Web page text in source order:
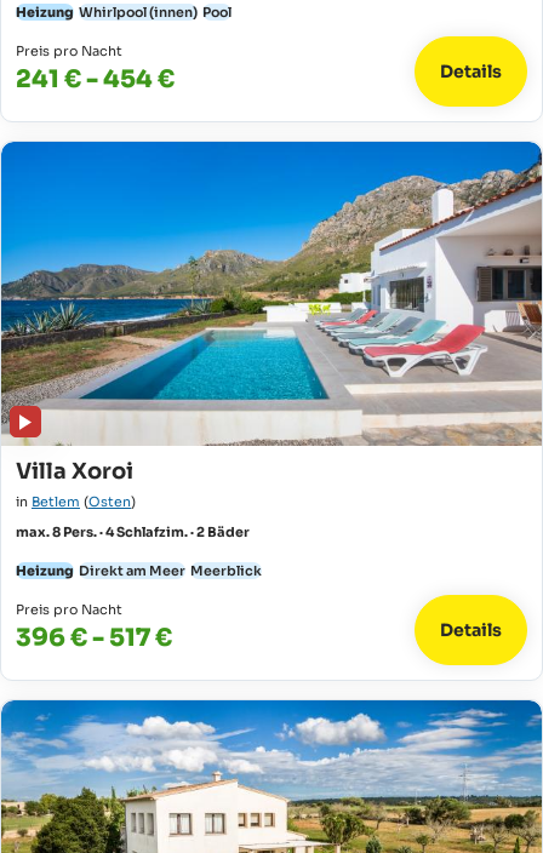
Heizung Whirlpool (innen) Pool
Preis pro Nacht
241 € - 454 € Details
Villa Xoroi
in Betlem (Osten)
max. 8 Pers. · 4 Schlafzim. · 2 Bäder
Heizung Direkt am Meer Meerblick
Preis pro Nacht
396 € - 517 € Details